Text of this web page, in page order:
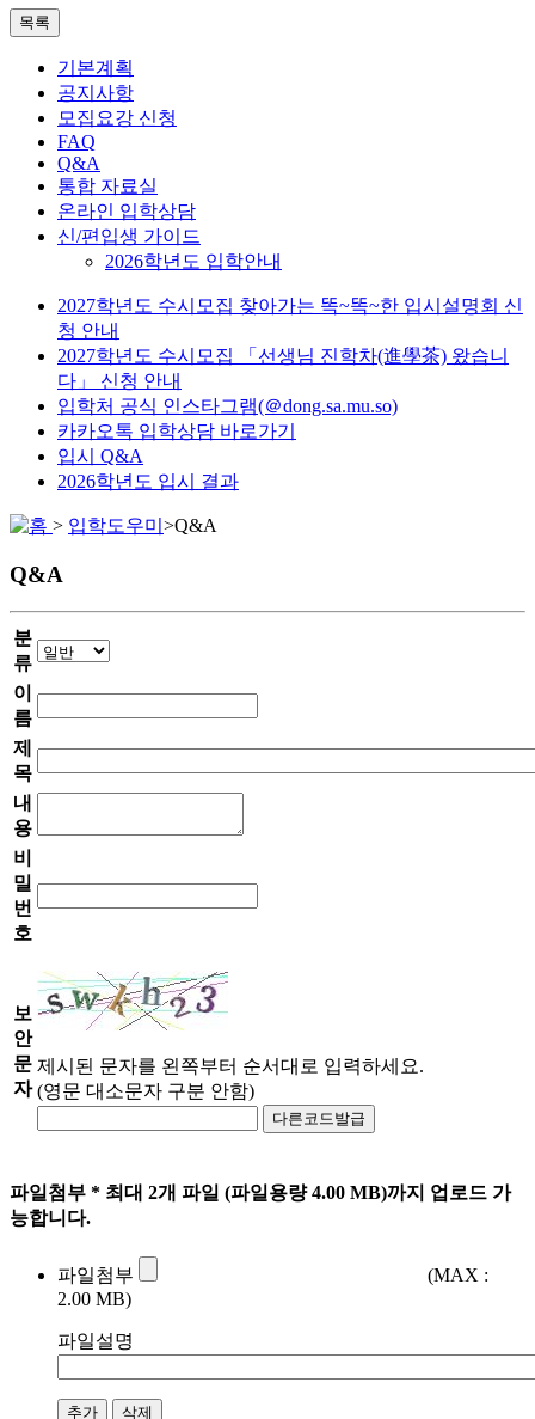
목록
기본계획
공지사항
모집요강 신청
FAQ
Q&A
통합 자료실
온라인 입학상담
신/편입생 가이드
2026학년도 입학안내
2027학년도 수시모집 찾아가는 똑~똑~한 입시설명회 신
청 안내
2027학년도 수시모집 「선생님 진학차(進學茶) 왔습니
다」 신청 안내
입학처 공식 인스타그램(＠dong.sa.mu.so)
카카오톡 입학상담 바로가기
입시 Q&A
2026학년도 입시 결과
> 입학도우미 >Q&A
Q&A
분
류
이
름
제
목
내
용
비
밀
번
호
보
안
문
자
제시된 문자를 왼쪽부터 순서대로 입력하세요.
(영문 대소문자 구분 안함)
다른코드발급
파일첨부 * 최대 2개 파일 (파일용량 4.00 MB)까지 업로드 가
능합니다.
파일첨부
(MAX :
2.00 MB)
파일설명
추가 삭제